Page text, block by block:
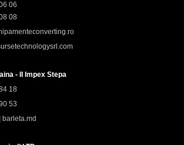
06
08
- II Impex Stepa
18
53
barleta.md